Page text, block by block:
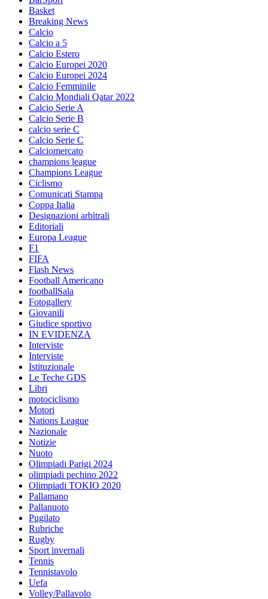
Basket
Breaking News
Calcio
Calcio a 5
Calcio Estero
Calcio Europei 2020
Calcio Europei 2024
Calcio Femminile
Calcio Mondiali Qatar 2022
Calcio Serie A
Calcio Serie B
calcio serie C
Calcio Serie C
Calciomercato
champions league
Champions League
Ciclismo
Comunicati Stampa
Coppa Italia
Designazioni arbitrali
Editoriali
Europa League
F1
FIFA
Flash News
Football Americano
footballSala
Fotogallery
Giovanili
Giudice sportivo
IN EVIDENZA
Interviste
Interviste
Istituzionale
Le Teche GDS
Libri
motociclismo
Motori
Nations League
Nazionale
Notizie
Nuoto
Olimpiadi Parigi 2024
olimpiadi pechino 2022
Olimpiadi TOKIO 2020
Pallamano
Pallanuoto
Pugilato
Rubriche
Rugby
Sport invernali
Tennis
Tennistavolo
Uefa
Volley/Pallavolo